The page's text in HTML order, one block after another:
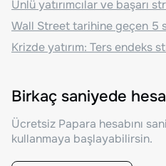
Ünlü yatırımcılar ve başarı
Wall Street tarihine geçen 5
Krizde yatırım: Ters endeks
Birkaç saniyede
Ücretsiz Papara hesabını
kullanmaya başlayabilirsin.